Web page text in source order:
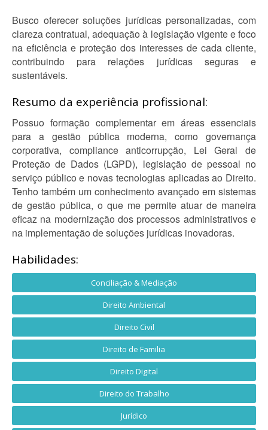
Busco oferecer soluções jurídicas personalizadas, com
clareza contratual, adequação à legislação vigente e foco
na eficiência e proteção dos interesses de cada cliente,
contribuindo para relações jurídicas seguras e
sustentáveis.
Resumo da experiência profissional:
Possuo formação complementar em áreas essenciais
para a gestão pública moderna, como governança
corporativa, compliance anticorrupção, Lei Geral de
Proteção de Dados (LGPD), legislação de pessoal no
serviço público e novas tecnologias aplicadas ao Direito.
Tenho também um conhecimento avançado em sistemas
de gestão pública, o que me permite atuar de maneira
eficaz na modernização dos processos administrativos e
na implementação de soluções jurídicas inovadoras.
Habilidades:
Conciliação & Mediação
Direito Ambiental
Direito Civil
Direito de Familia
Direito Digital
Direito do Trabalho
Jurídico